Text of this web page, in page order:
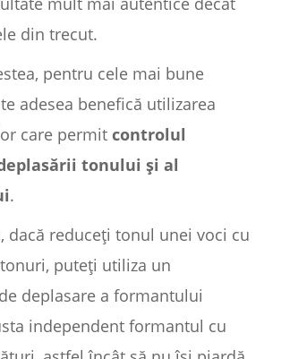
din trecut.
pentru cele mai bune
adesea benefică utilizarea
care permit controlul
tonului și al
.
dacă reduceți tonul unei voci cu
puteți utiliza un
deplasare a formantului
independent formantul cu